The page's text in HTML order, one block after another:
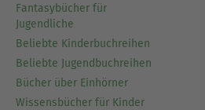
Fantasybücher für
Jugendliche
Beliebte Kinderbuchreihen
Beliebte Jugendbuchreihen
Bücher über Einhörner
Wissensbücher für Kinder